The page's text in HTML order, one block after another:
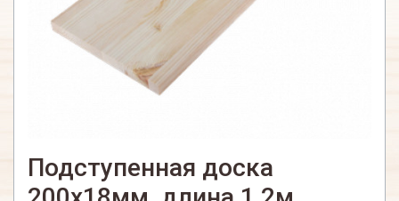
Подступенная доска